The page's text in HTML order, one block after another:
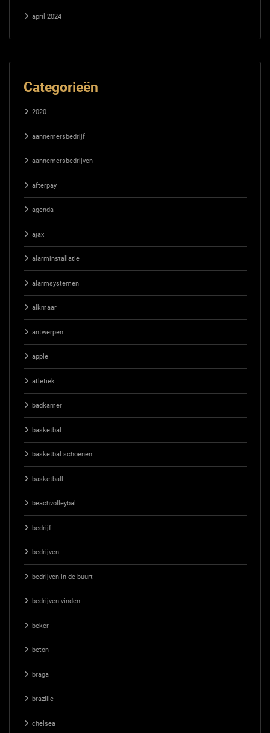
april 2024
Categorieën
2020
aannemersbedrijf
aannemersbedrijven
afterpay
agenda
ajax
alarminstallatie
alarmsystemen
alkmaar
antwerpen
apple
atletiek
badkamer
basketbal
basketbal schoenen
basketball
beachvolleybal
bedrijf
bedrijven
bedrijven in de buurt
bedrijven vinden
beker
beton
braga
brazilie
chelsea